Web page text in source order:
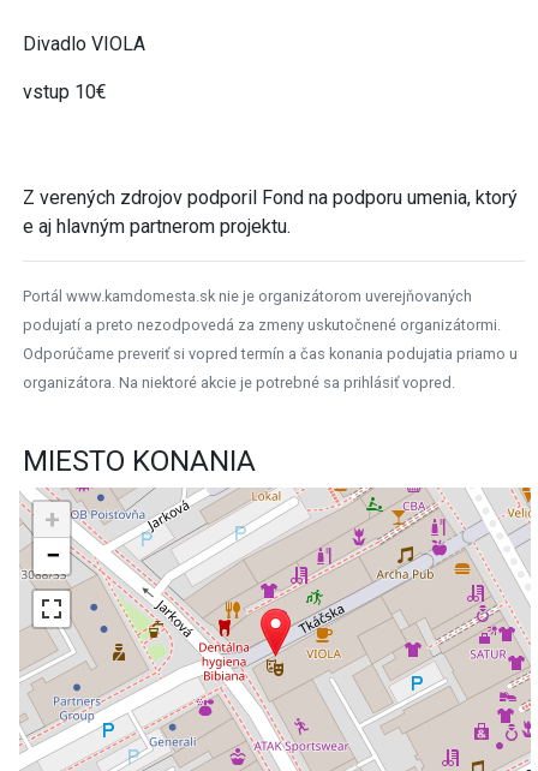
Divadlo VIOLA
vstup 10€
Z verených zdrojov podporil Fond na podporu umenia, ktorý
e aj hlavným partnerom projektu.
Portál www.kamdomesta.sk nie je organizátorom uverejňovaných
podujatí a preto nezodpovedá za zmeny uskutočnené organizátormi.
Odporúčame preveriť si vopred termín a čas konania podujatia priamo u
organizátora. Na niektoré akcie je potrebné sa prihlásiť vopred.
MIESTO KONANIA
+
−